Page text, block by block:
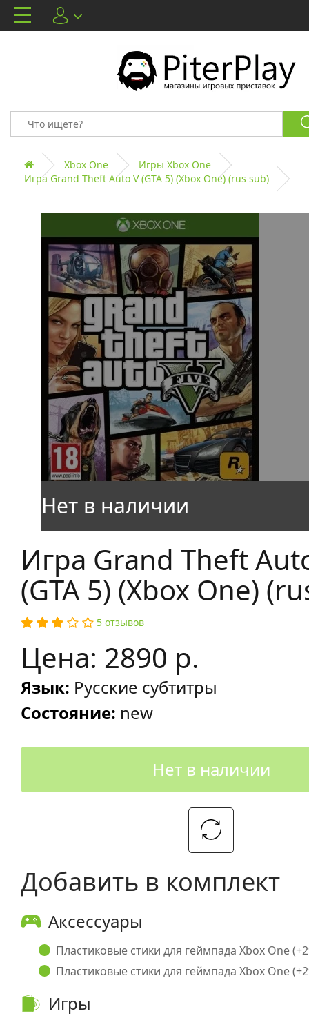
Xbox One
Игры Xbox One
Игра Grand Theft Auto V (GTA 5) (Xbox One) (rus sub)
Игра Grand Theft
(GTA 5) (Xbox One)
5 отзывов
Цена: 2890 р.
Язык: Русские субтитры
Состояние: new
Нет в наличии
Добавить в комплект
Аксессуары
Пластиковые стики для геймпада Xbox One
Пластиковые стики для геймпада Xbox One
Игры